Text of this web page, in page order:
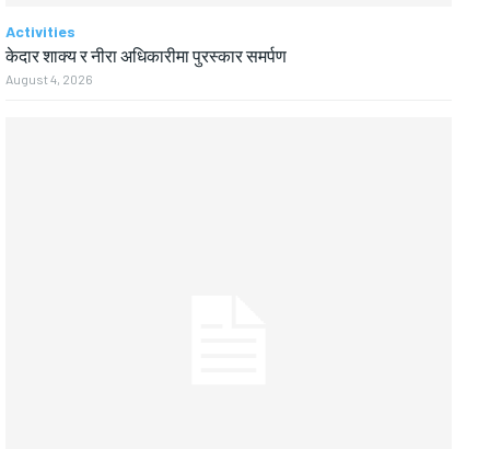
Activities
केदार शाक्य र नीरा अधिकारीमा पुरस्कार समर्पण
August 4, 2026